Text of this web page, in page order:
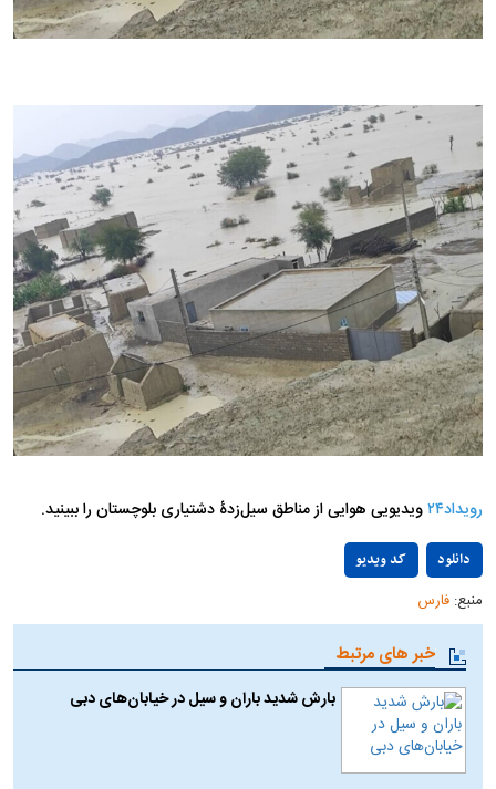
رویداد۲۴ ویدیویی هوایی از مناطق سیل‌زدۀ دشتیاری بلوچستان را ببینید.
کد ویدیو
دانلود
منبع:فارس
خبر های مرتبط
بارش شدید باران و سیل در خیابان‌های دبی